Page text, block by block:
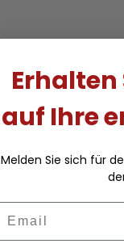
Erhalten
auf Ihre
Melden Sie sich für